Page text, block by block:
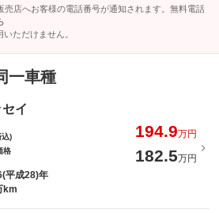
店へお客様の電話番号が通知されます。無料電話
ただけません。
一車種
イ
込)
194.9万円
格
182.5万円
平成28)年
km